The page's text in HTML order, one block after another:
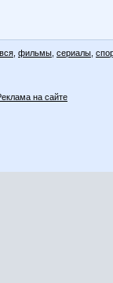
вся фильмы сериалы
на сайте